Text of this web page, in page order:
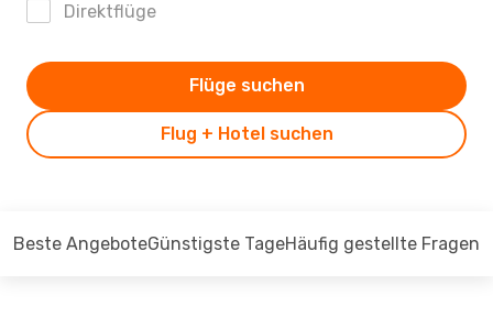
Direktflüge
Flug + Hotel suchen
Flüge suchen
Beste AngeboteGünstigste TageHäufig gestellte Fragen